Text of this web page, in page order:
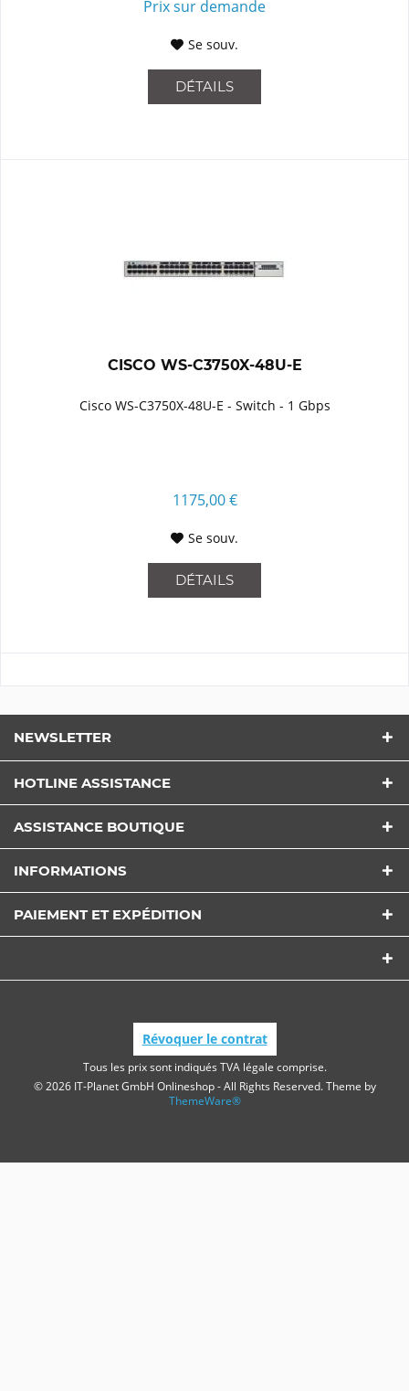
Prix sur demande
Se souv.
DÉTAILS
CISCO WS-C3750X-48U-E
Cisco WS-C3750X-48U-E - Switch - 1 Gbps
1175,00 €
Se souv.
DÉTAILS
NEWSLETTER
HOTLINE ASSISTANCE
ASSISTANCE BOUTIQUE
INFORMATIONS
PAIEMENT ET EXPÉDITION
Révoquer le contrat
Tous les prix sont indiqués TVA légale comprise.
© 2026 IT-Planet GmbH Onlineshop - All Rights Reserved. Theme by
ThemeWare®